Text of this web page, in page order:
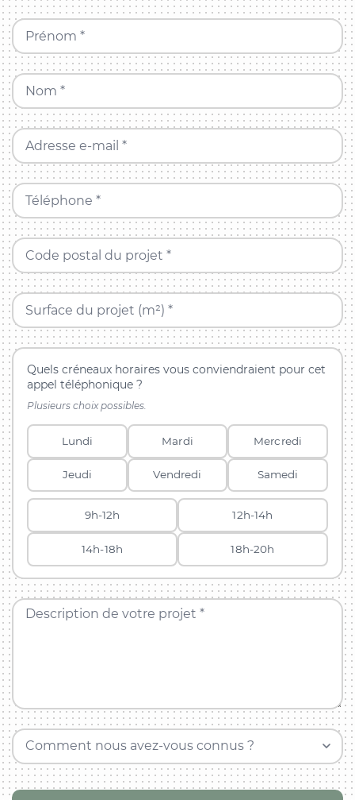
Prénom *
Nom *
Adresse e-mail *
Téléphone *
Code postal du projet *
Surface du projet (m²) *
Quels créneaux horaires vous conviendraient pour cet
appel téléphonique ?
Plusieurs choix possibles.
Lundi Mardi Mercredi
Jeudi Vendredi Samedi
9h-12h 12h-14h
14h-18h 18h-20h
Description de votre projet *
Comment nous avez-vous connus ?